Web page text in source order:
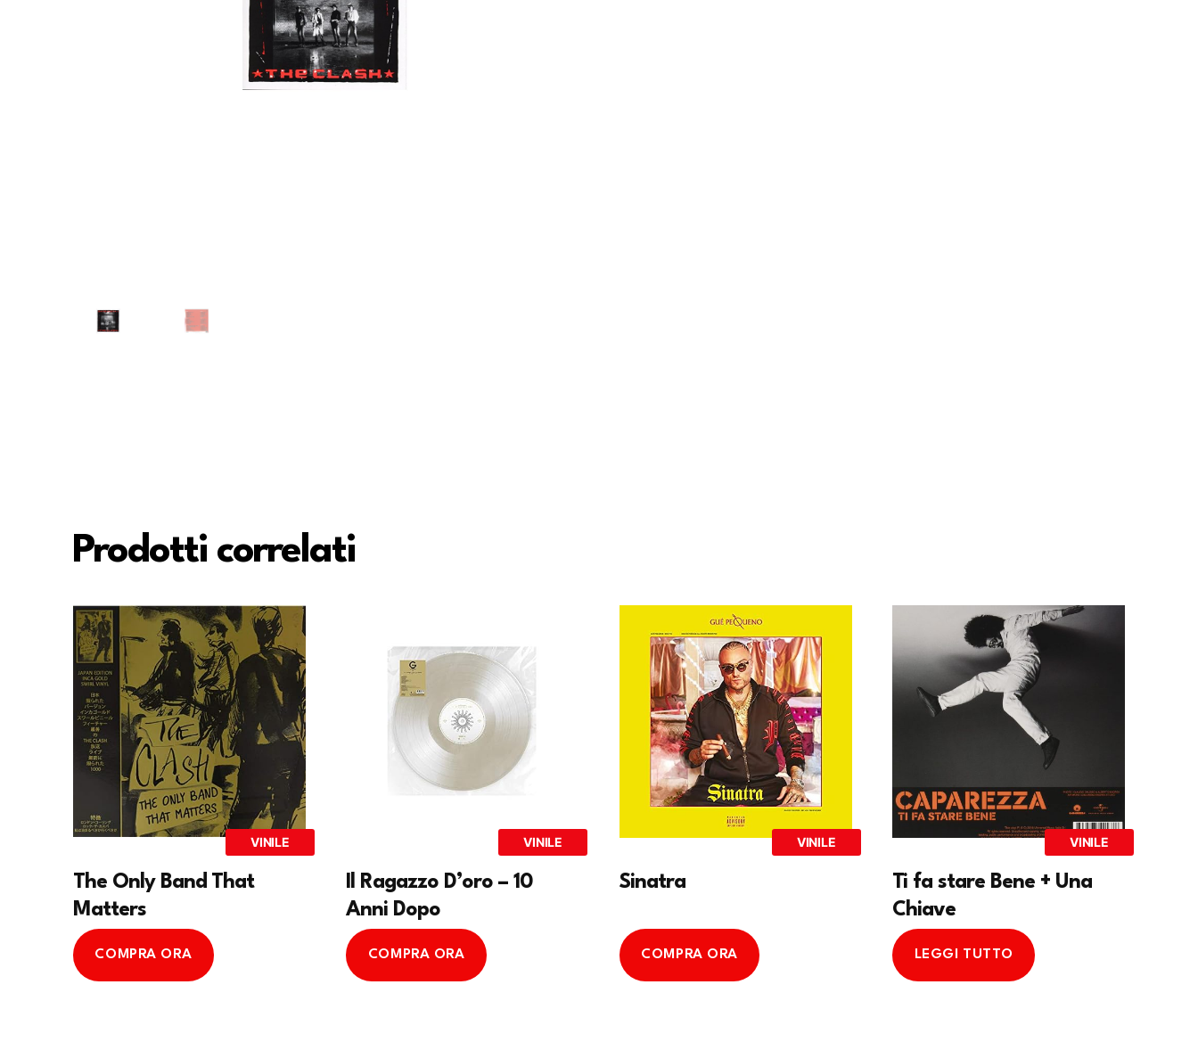
Prodotti correlati
VINILE
The Only Band That
Matters
COMPRA ORA
VINILE
Il Ragazzo D’oro – 10
Anni Dopo
COMPRA ORA
VINILE
Sinatra
COMPRA ORA
VINILE
Ti fa stare Bene + Una
Chiave
LEGGI TUTTO